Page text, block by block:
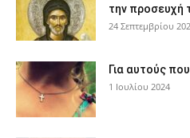
την προσευχή
24 Σεπτεμβρίου
Για αυτούς
1 Ιουλίου 2024